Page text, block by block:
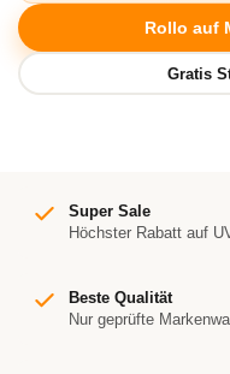
Rollo auf
Super Sale
Höchster Rabatt auf
Beste Qualität
Nur geprüfte